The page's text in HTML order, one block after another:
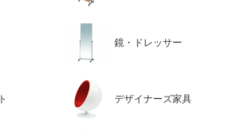
鏡・ドレッサー
デザイナーズ家具